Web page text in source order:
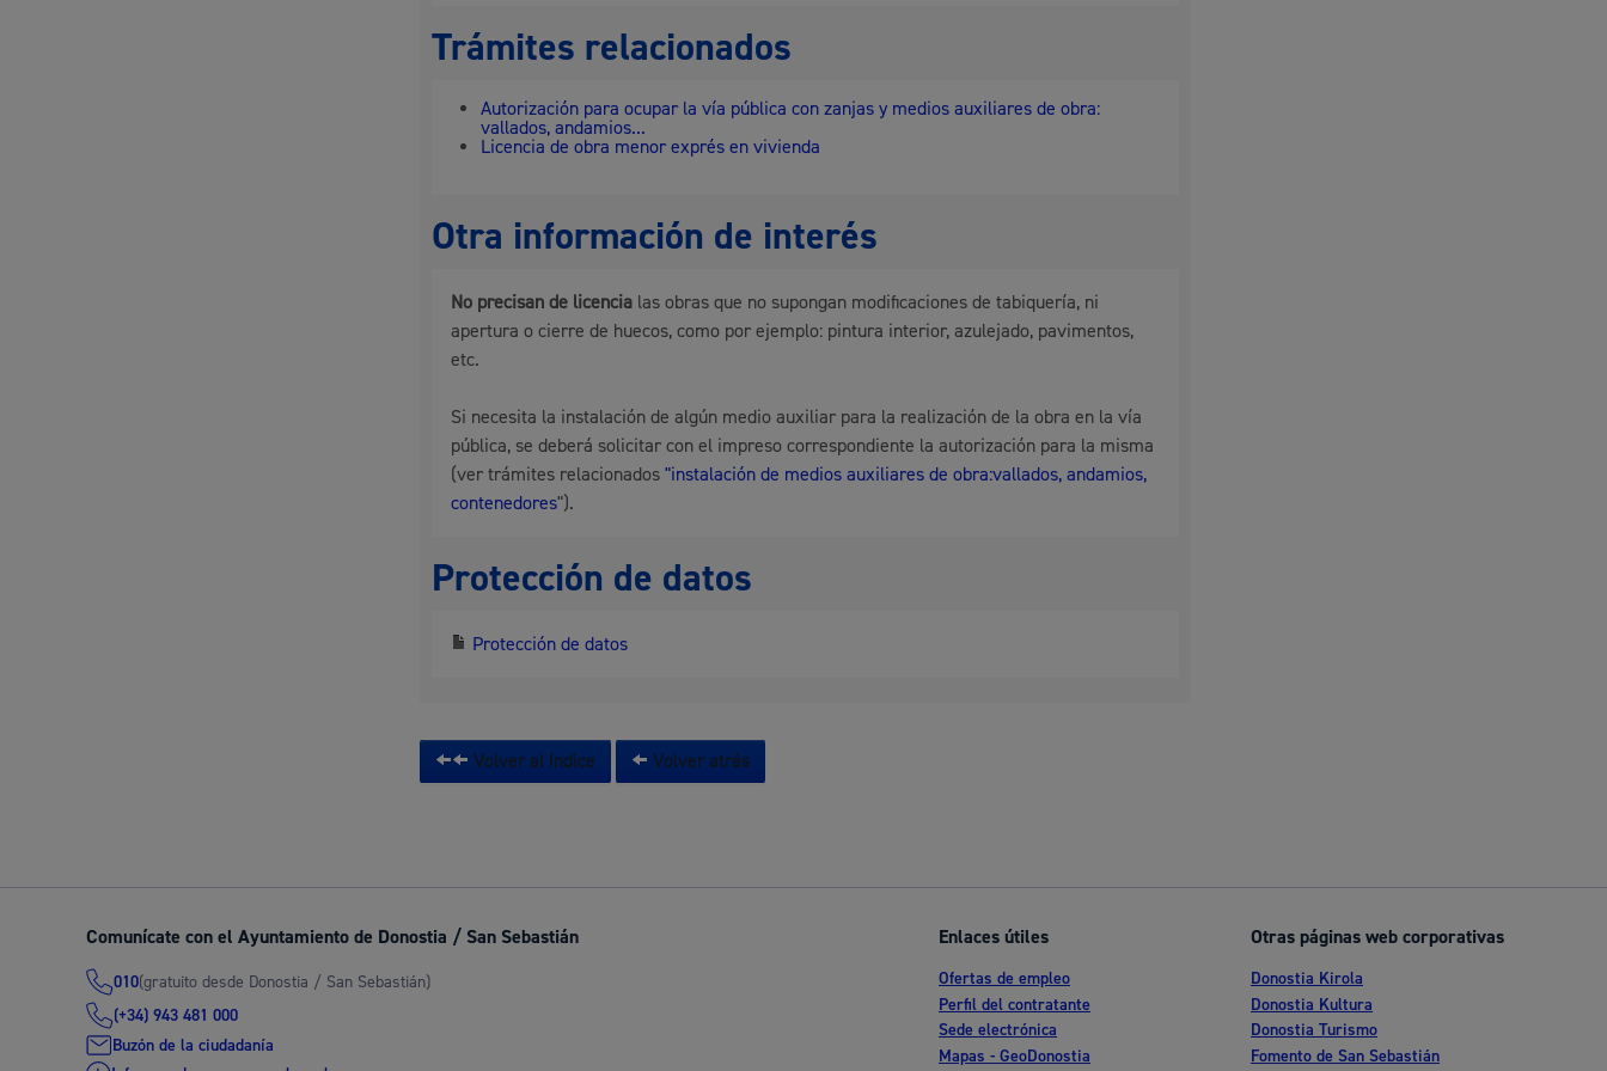
Trámites relacionados
Autorización para ocupar la vía pública con zanjas y medios auxiliares de obra:
vallados, andamios...
Licencia de obra menor exprés en vivienda
Otra información de interés
No precisan de licencia las obras que no supongan modificaciones de tabiquería, ni
apertura o cierre de huecos, como por ejemplo: pintura interior, azulejado, pavimentos,
etc.
Si necesita la instalación de algún medio auxiliar para la realización de la obra en la vía
pública, se deberá solicitar con el impreso correspondiente la autorización para la misma
(ver trámites relacionados"instalación de medios auxiliares de obra:vallados, andamios,
contenedores").
Protección de datos
Protección de datos
Volver al índice Volver atrás
Comunícate con el Ayuntamiento de Donostia / San Sebastián
010(gratuito desde Donostia / San Sebastián)
(+34) 943 481 000
Buzón de la ciudadanía
Enlaces útiles
Ofertas de empleo
Perfil del contratante
Sede electrónica
Mapas - GeoDonostia
Otras páginas web corporativas
Donostia Kirola
Donostia Kultura
Donostia Turismo
Fomento de San Sebastián